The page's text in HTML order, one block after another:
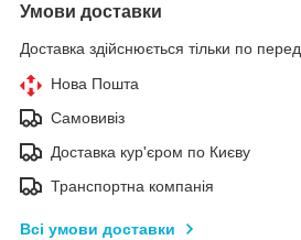
Умови доставки
Доставка здійснюється тільки по
Нова Пошта
Самовивіз
Доставка кур'єром по Києву
Транспортна компанія
Всі умови доставки